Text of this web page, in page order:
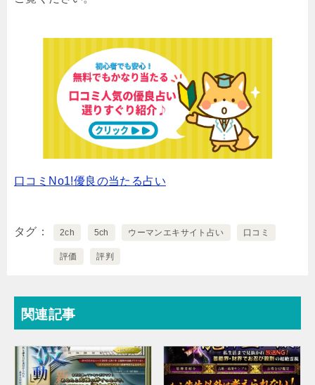
口コミNo1!優良の当たる占い
タグ 2ch 5ch ウーマンエキサイト占い 口コミ
評価 評判
関連記事